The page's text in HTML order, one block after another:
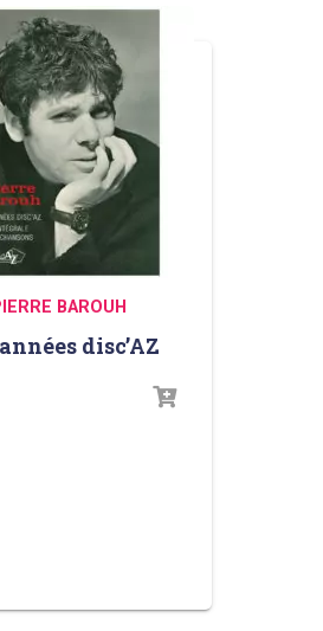
BAROUH
disc’AZ